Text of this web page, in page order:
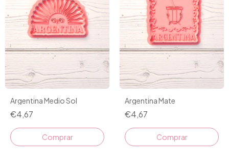
Argentina Medio Sol
€4,67
Comprar
Argentina Mate
€4,67
Comprar